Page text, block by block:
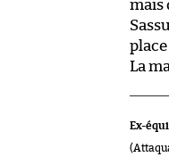
mais
La
Ex-